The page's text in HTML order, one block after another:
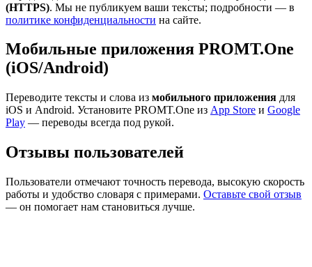
(HTTPS). Мы не публикуем ваши тексты; подробности — в
политике конфиденциальности на сайте.
Мобильные приложения PROMT.One
(iOS/Android)
Переводите тексты и слова из мобильного приложения для
iOS и Android. Установите PROMT.One из App Store и Google
Play — переводы всегда под рукой.
Отзывы пользователей
Пользователи отмечают точность перевода, высокую скорость
работы и удобство словаря с примерами. Оставьте свой отзыв
— он помогает нам становиться лучше.